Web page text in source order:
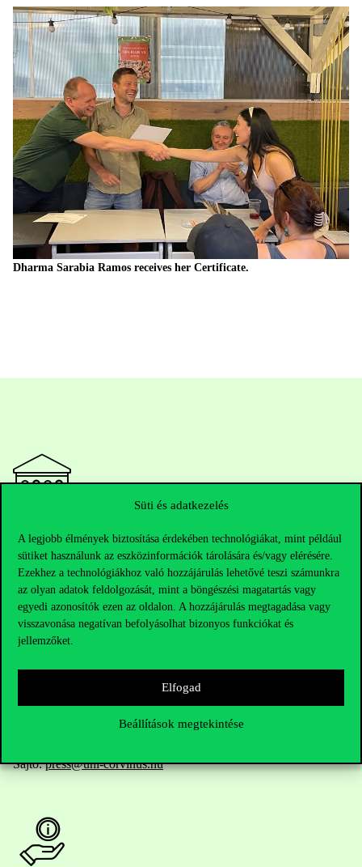
Süti és adatkezelés
A legjobb élmények biztosítása érdekében technológiákat, mint például
sütiket használunk az eszközinformációk tárolására és/vagy elérésére.
Ezekhez a technológiákhoz való hozzájárulás lehetővé teszi számunkra
az olyan adatok feldolgozását, mint a böngészési magatartás vagy
egyedi azonosítók ezen az oldalon. A hozzájárulás megtagadása vagy
visszavonása negatívan befolyásolhat bizonyos funkciókat és
jellemzőket.
Elfogad
Beállítások megtekintése
Dharma Sarabia Ramos receives her Certificate.
Elérhetőségek
Telefonszám:+36 1 482 5000
Kérdésed van a felvételivel kapcsolatban?
HUB jelenlegi hallgatóinknak
Sajtó:press@uni-corvinus.hu